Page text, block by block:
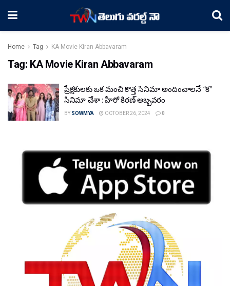
Home Tag KA Movie Kiran Abbavaram
Tag: KA Movie Kiran Abbavaram
ప్రేక్షకులకు ఒక మంచి కొత్త సినిమా అందించాలనే “క”
సినిమా చేశా : హీరో కిరణ్ అబ్బవరం
BY SOWMYA OCTOBER 26, 2024 0